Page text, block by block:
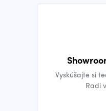
Vyskúšajte si
Radi